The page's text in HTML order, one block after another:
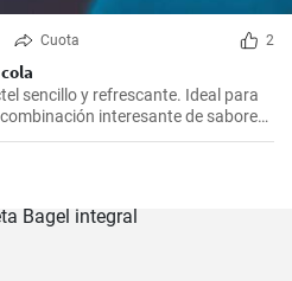
Cuota 2
sencillo y refrescante. Ideal para
interesante de sabores
quienes disfrutan de bebidas
esta receta puede sorprender